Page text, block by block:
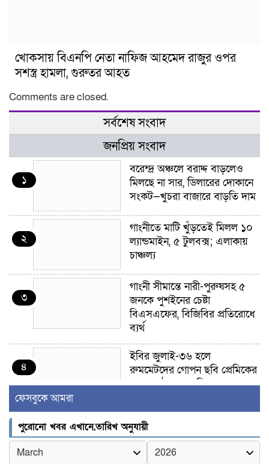
খোকসায় বিএনপি নেতা নাফিজ আহমেদ রাজুর ওপর
সশস্ত্র হামলা, গুরুতর আহত
Comments are closed.
সর্বশেষ সংবাদ
জনপ্রিয় সংবাদ
১
বরেন্দ্র অঞ্চলে বরাদ্দ বাড়লেও
মিলছে না সার, ডিলারের দোকানে
সংকট—খুচরা বাজারে বাড়তি দাম
২
গাংনীতে মাটি খুঁড়তেই মিলল ১০
ল্যান্ডমাইন, ৫ টুলবক্স; এলাকায়
চাঞ্চল্য
৩
গাংনী সীমান্তে নারী-পুরুষসহ ৫
জনকে পুশইনের চেষ্টা
বিএসএফের, বিজিবির প্রতিরোধে
ব্যর্থ
৪
ইবির জুলাই-৩৬ হলে
রুমমেটদের গোপন ছবি প্রেমিকের
কাছে পাঠানোর অভিযোগ, ক্ষোভ
৫
র‍্যাব বিলুপ্ত হয়ে এসআরবি,
থাকছে নাগরিক অভিযোগের নতুন
ব্যবস্থা
ফেসবুকে আমরা
পুরোনো খবর এখানে,তারিখ অনুযায়ী